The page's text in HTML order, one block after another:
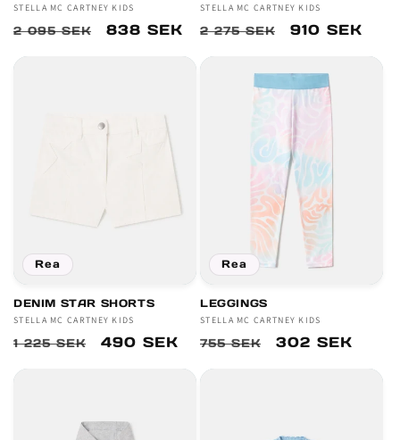
Säljare:
STELLA MC CARTNEY KIDS
Ordinarie
2 095 SEK Försäljningspris
838 SEK
Säljare:
STELLA MC CARTNEY KIDS
Ordinarie
2 275 SEK 910 SEK
Rea
DENIM STAR SHORTS
Säljare:
STELLA MC CARTNEY KIDS
Ordinarie
1 225 SEK Försäljningspris
490 SEK
Rea
LEGGINGS
Säljare:
STELLA MC CARTNEY KIDS
Ordinarie
755 SEK 302 SEK